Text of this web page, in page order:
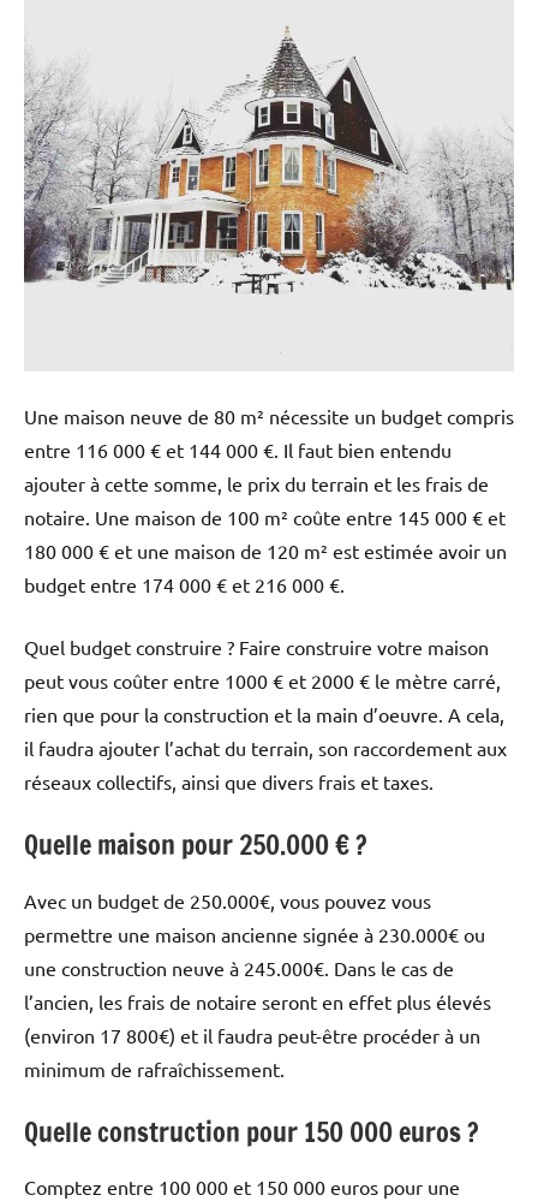
Une maison neuve de 80 m² nécessite un budget compris
entre 116 000 € et 144 000 €. Il faut bien entendu
ajouter à cette somme, le prix du terrain et les frais de
notaire. Une maison de 100 m² coûte entre 145 000 € et
180 000 € et une maison de 120 m² est estimée avoir un
budget entre 174 000 € et 216 000 €.
Quel budget construire ? Faire construire votre maison
peut vous coûter entre 1000 € et 2000 € le mètre carré,
rien que pour la construction et la main d’oeuvre. A cela,
il faudra ajouter l’achat du terrain, son raccordement aux
réseaux collectifs, ainsi que divers frais et taxes.
Quelle maison pour 250.000 € ?
Avec un budget de 250.000€, vous pouvez vous
permettre une maison ancienne signée à 230.000€ ou
une construction neuve à 245.000€. Dans le cas de
l’ancien, les frais de notaire seront en effet plus élevés
(environ 17 800€) et il faudra peut-être procéder à un
minimum de rafraîchissement.
Quelle construction pour 150 000 euros ?
Comptez entre 100 000 et 150 000 euros pour une